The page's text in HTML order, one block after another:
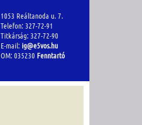
1053 Reáltanoda u. 7.
Telefon: 327-72-91
Titkárság: 327-72-90
E-mail: ig@e5vos.hu
OM: 035230 Fenntartó